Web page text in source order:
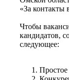
«За контакты
Чтобы
кандидатов,
следующее:
Простое